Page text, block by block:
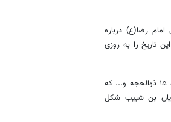
رضا(ع) درباره
تاریخ را به روزی
سایر تاریخ‌های گزارش‌شده: مانند ۱۱ ربیع‌الاول، ۱۰ ربیع‌الثانی، ۱، ۵ و ۷ رمضان، ۱۰ ربیع‌الاول، ۱۱ و ۱۵ ذوالحجه و... که
ریان بن شبیب شکل